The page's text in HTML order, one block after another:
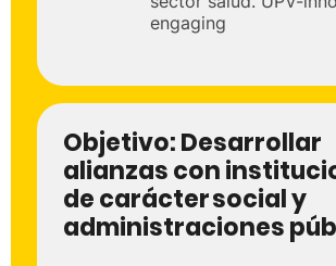
engaging
Objetivo:Desarrollar
alianzas con
de carácter social y
administraciones